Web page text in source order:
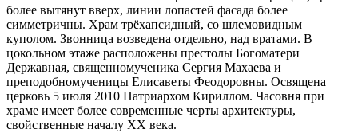
более вытянут вверх, линии лопастей фасада более
симметричны. Храм трёхапсидный, со шлемовидным
куполом. Звонница возведена отдельно, над вратами. В
цокольном этаже расположены престолы Богоматери
Державная, священномученика Сергия Махаева и
преподобномученицы Елисаветы Феодоровны. Освящена
церковь 5 июля 2010 Патриархом Кириллом. Часовня при
храме имеет более современные черты архитектуры,
свойственные началу ХХ века.